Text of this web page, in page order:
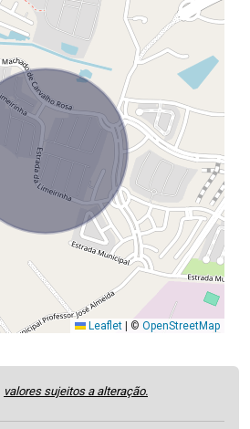
Leaflet | © OpenStreetMap
valores sujeitos a alteração.